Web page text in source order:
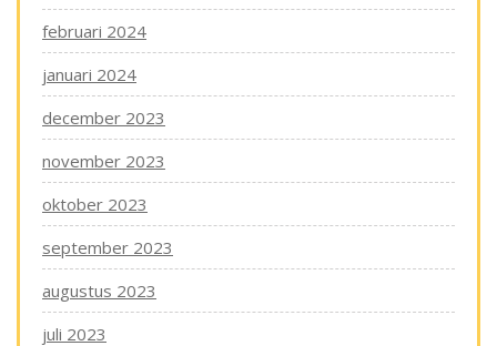
februari 2024
januari 2024
december 2023
november 2023
oktober 2023
september 2023
augustus 2023
juli 2023